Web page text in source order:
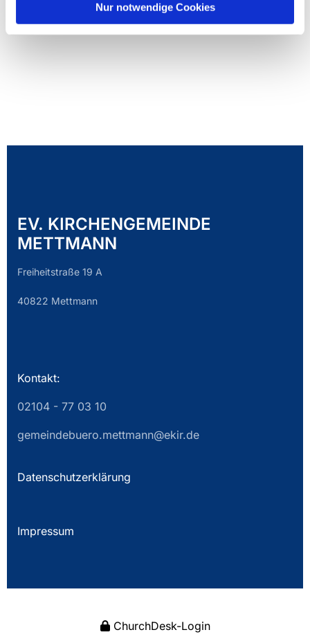
Nur notwendige Cookies
EV. KIRCHENGEMEINDE
METTMANN
Freiheitstraße 19 A
40822 Mettmann
Kontakt:
02104 - 77 03 10
gemeindebuero.mettmann@ekir.de
Datenschutzerklärung
Impressum
ChurchDesk-Login